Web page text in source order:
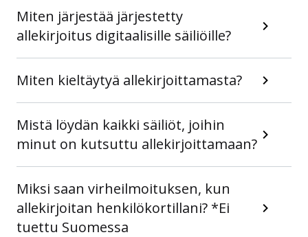
Miten järjestää järjestetty
allekirjoitus digitaalisille säiliöille?
Miten kieltäytyä allekirjoittamasta?
Mistä löydän kaikki säiliöt, joihin
minut on kutsuttu allekirjoittamaan?
Miksi saan virheilmoituksen, kun
allekirjoitan henkilökortillani? *Ei
tuettu Suomessa